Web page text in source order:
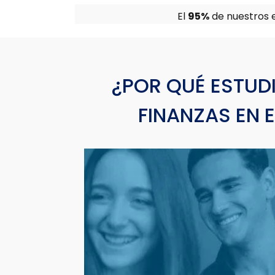
El 95%de nuestros
¿POR QUÉ
FINANZAS EN
EMPLEABILIDAD
Apostamos por incrementar las posibilidades
de empleo de nuestros estudiantes con:
Profesores
que son
profesionales del sector
y que trasladan su experiencia en el mercado